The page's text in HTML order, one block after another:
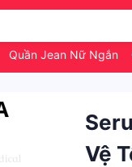
Quần Jean Nữ Ngắn
Vệ